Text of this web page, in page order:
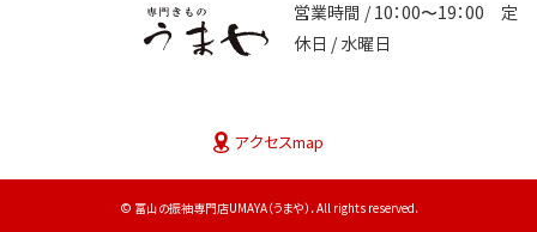
営業時間 / 10：00〜19：00 定
休日 / 水曜日
アクセスmap
© 富山の振袖専門店UMAYA（うまや）. All rights reserved.